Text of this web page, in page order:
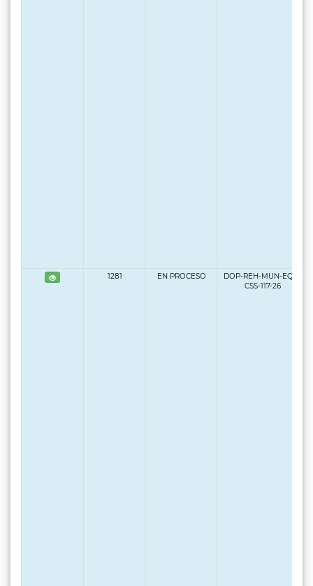
1281 EN PROCESO
DOP-REH-MUN-EQP-
CSS-117-26